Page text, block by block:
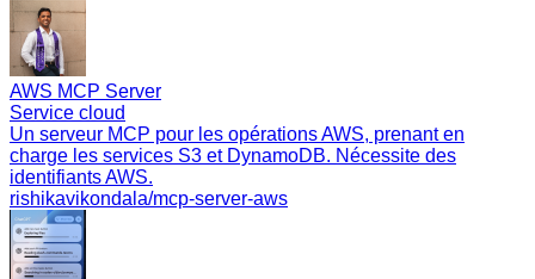
AWS MCP Server
Service cloud
Un serveur MCP pour les opérations AWS, prenant en
charge les services S3 et DynamoDB. Nécessite des
identifiants AWS.
rishikavikondala/mcp-server-aws